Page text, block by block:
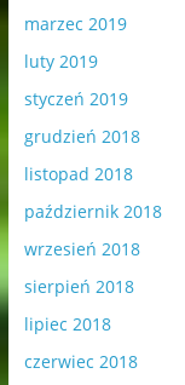
marzec 2019
luty 2019
styczeń 2019
grudzień 2018
listopad 2018
październik 2018
wrzesień 2018
sierpień 2018
lipiec 2018
czerwiec 2018